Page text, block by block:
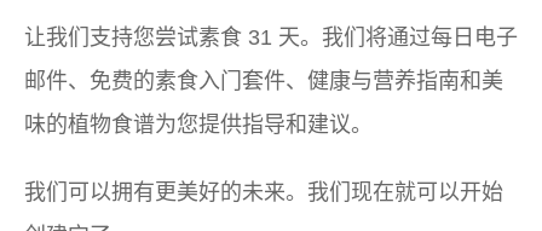
让我们支持您尝试素食 31 天。我们将通过每日电子
邮件、免费的素食入门套件、健康与营养指南和美
味的植物食谱为您提供指导和建议。
我们可以拥有更美好的未来。我们现在就可以开始